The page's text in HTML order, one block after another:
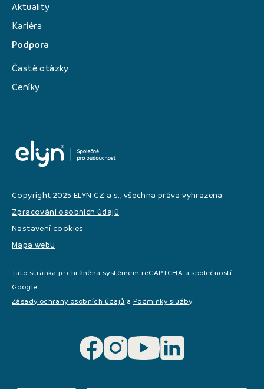
Aktuality
Kariéra
Podpora
Časté otázky
Ceníky
Copyright 2025 ELYN CZ a.s., všechna práva vyhrazena
Zpracování osobních údajů
Nastavení cookies
Mapa webu
Tato stránka je chráněna systémem reCAPTCHA a společností
Google
Zásady ochrany osobních údajů a Podminky služby.